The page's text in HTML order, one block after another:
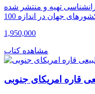
تهیه و منتشر شده
1,950,000
مشاهده کتاب
قاره امریکای جنوبی